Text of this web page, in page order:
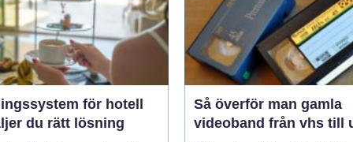
för hotell
du rätt lösning
Så överför man gamla
videoband från vhs till